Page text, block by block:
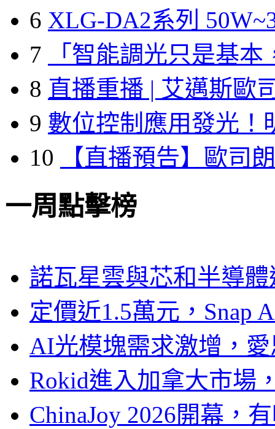
6 XLG-DA2系列
7
「智能調光只是基本
8 直播重播 | 艾邁斯歐
9 數位控制應用發光！
10
【直播預告】歐司
一周點擊榜
諾瓦星雲與芯和半導
定價近1.5萬元，Snap
AI光模塊需求激增，
Rokid進入加拿大市場
ChinaJoy 2026開幕，